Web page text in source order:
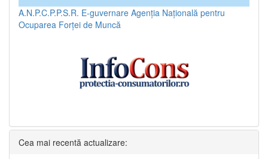
A.N.P.C.P.P.S.R. E-guvernare Agenția Națională pentru
Ocuparea Forței de Muncă
Cea mai recentă actualizare: